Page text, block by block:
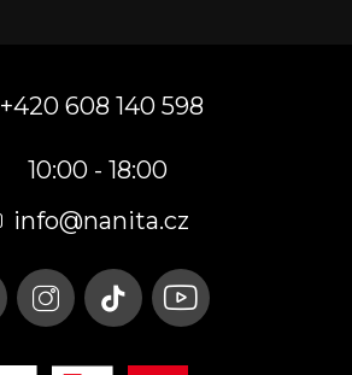
+420 608 140 598
10:00 - 18:00
info@nanita.cz